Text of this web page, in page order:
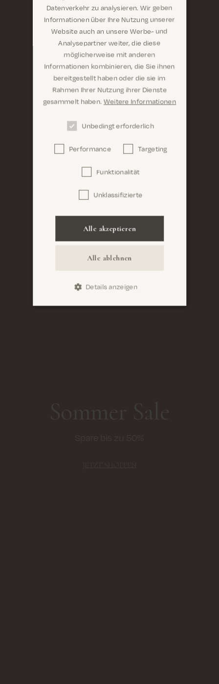
Sind Sie hier richtig? Es sieht so aus, als wären Sie
dabei United States
Confirm
Datenverkehr zu analysieren. Wir geben
Informationen über Ihre Nutzung unserer
Website auch an unsere Werbe- und
Analysepartner weiter, die diese
möglicherweise mit anderen
Informationen kombinieren, die Sie ihnen
bereitgestellt haben oder die sie im
Rahmen Ihrer Nutzung ihrer Dienste
gesammelt haben. Weitere Informationen
Unbedingt erforderlich
Performance Targeting
Funktionalität
Unklassifizierte
Alle akzeptieren
Alle ablehnen
Details anzeigen